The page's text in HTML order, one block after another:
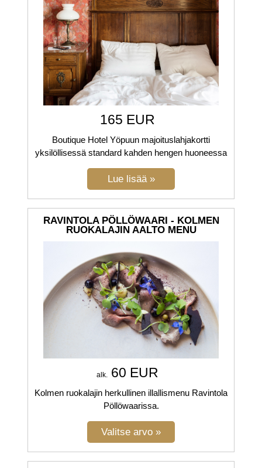
165 EUR
Boutique Hotel Yöpuun majoituslahjakortti
yksilöllisessä standard kahden hengen huoneessa
RAVINTOLA PÖLLÖWAARI - KOLMEN
RUOKALAJIN AALTO MENU
alk. 60 EUR
Kolmen ruokalajin herkullinen illallismenu Ravintola
Pöllöwaarissa.